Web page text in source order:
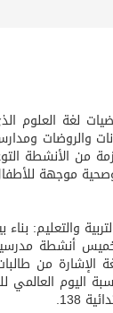
لغة العلوم
والروضات
وشهد البرنامج
موجهة
والتعليم:
اليوم الخميس
الإشارة من
اليوم
138.